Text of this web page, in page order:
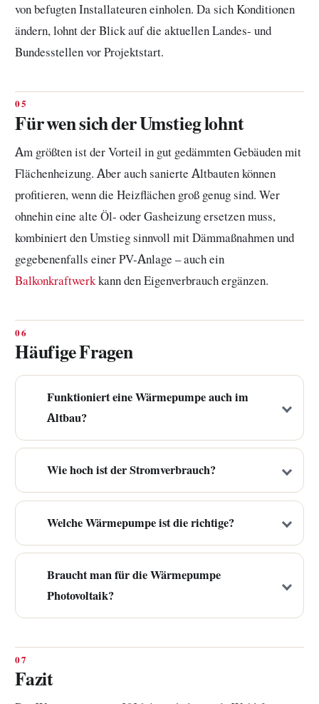
von befugten Installateuren einholen. Da sich Konditionen
ändern, lohnt der Blick auf die aktuellen Landes- und
Bundesstellen vor Projektstart.
Für wen sich der Umstieg lohnt
Am größten ist der Vorteil in gut gedämmten Gebäuden mit
Flächenheizung. Aber auch sanierte Altbauten können
profitieren, wenn die Heizflächen groß genug sind. Wer
ohnehin eine alte Öl- oder Gasheizung ersetzen muss,
kombiniert den Umstieg sinnvoll mit Dämmaßnahmen und
gegebenenfalls einer PV-Anlage – auch ein
Balkonkraftwerkkann den Eigenverbrauch ergänzen.
Häufige Fragen
Funktioniert eine Wärmepumpe auch im
Altbau?
Wie hoch ist der Stromverbrauch?
Welche Wärmepumpe ist die richtige?
Braucht man für die Wärmepumpe
Photovoltaik?
Fazit